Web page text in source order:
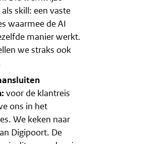
skill: een vaste
waarmee de AI
manier werkt.
we straks ook
voor de klantreis
ons in het
We keken naar
Digipoort. De